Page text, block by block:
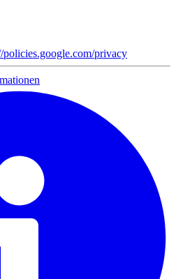
policies.google.com/privacy